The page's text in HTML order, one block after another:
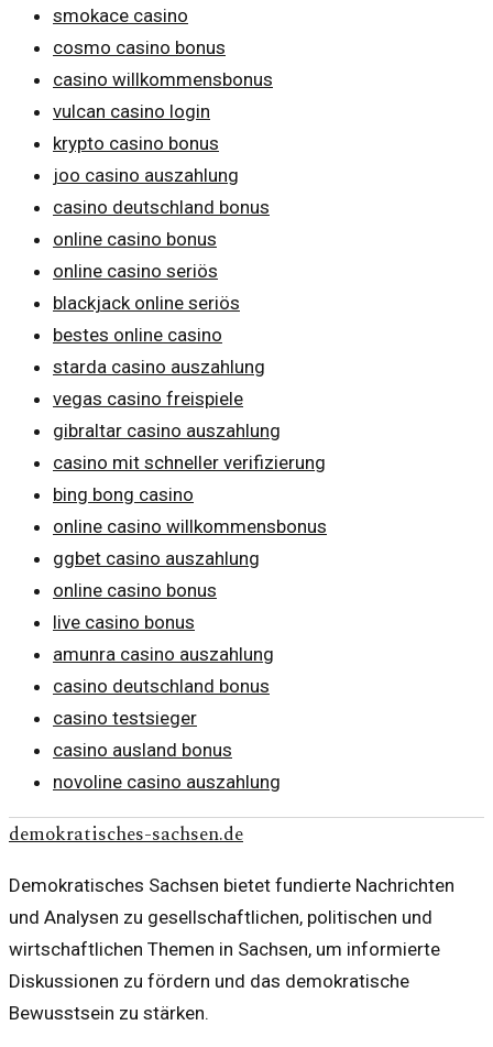
smokace casino
cosmo casino bonus
casino willkommensbonus
vulcan casino login
krypto casino bonus
joo casino auszahlung
casino deutschland bonus
online casino bonus
online casino seriös
blackjack online seriös
bestes online casino
starda casino auszahlung
vegas casino freispiele
gibraltar casino auszahlung
casino mit schneller verifizierung
bing bong casino
online casino willkommensbonus
ggbet casino auszahlung
online casino bonus
live casino bonus
amunra casino auszahlung
casino deutschland bonus
casino testsieger
casino ausland bonus
novoline casino auszahlung
demokratisches-sachsen.de
Demokratisches Sachsen bietet fundierte Nachrichten
und Analysen zu gesellschaftlichen, politischen und
wirtschaftlichen Themen in Sachsen, um informierte
Diskussionen zu fördern und das demokratische
Bewusstsein zu stärken.